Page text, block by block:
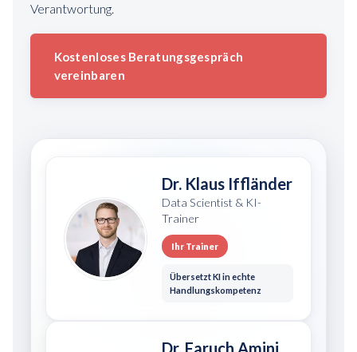
Verantwortung.
Kostenloses Beratungsgespräch
vereinbaren
Dr. Klaus Iffländer
Data Scientist & KI-
Trainer
Ihr Trainer
Übersetzt KI in echte
Handlungskompetenz
Dr. Faruch Amini